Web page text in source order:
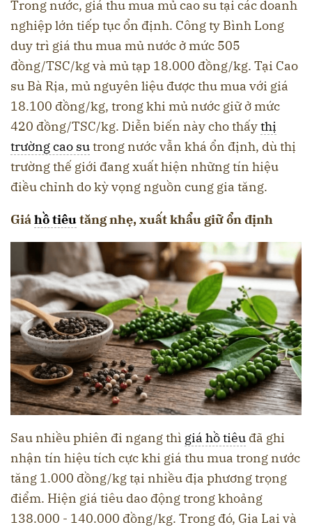
Trong nước, giá thu mua mủ cao su tại các doanh
nghiệp lớn tiếp tục ổn định. Công ty Bình Long
duy trì giá thu mua mủ nước ở mức 505
đồng/TSC/kg và mủ tạp 18.000 đồng/kg. Tại Cao
su Bà Rịa, mủ nguyên liệu được thu mua với giá
18.100 đồng/kg, trong khi mủ nước giữ ở mức
420 đồng/TSC/kg. Diễn biến này cho thấythị
trường cao sutrong nước vẫn khá ổn định, dù thị
trường thế giới đang xuất hiện những tín hiệu
điều chỉnh do kỳ vọng nguồn cung gia tăng.
Giáhồ tiêutăng nhẹ, xuất khẩu giữ ổn định
Sau nhiều phiên đi ngang thì giá hồ tiêu đã ghi
nhận tín hiệu tích cực khi giá thu mua trong nước
tăng 1.000 đồng/kg tại nhiều địa phương trọng
điểm. Hiện giá tiêu dao động trong khoảng
138.000 - 140.000 đồng/kg. Trong đó, Gia Lai và